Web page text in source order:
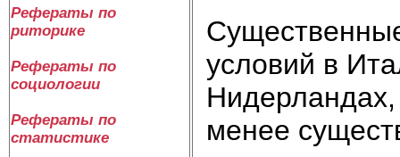
Рефераты по
риторике
Рефераты по
социологии
Рефераты по
статистике
условий в
менее